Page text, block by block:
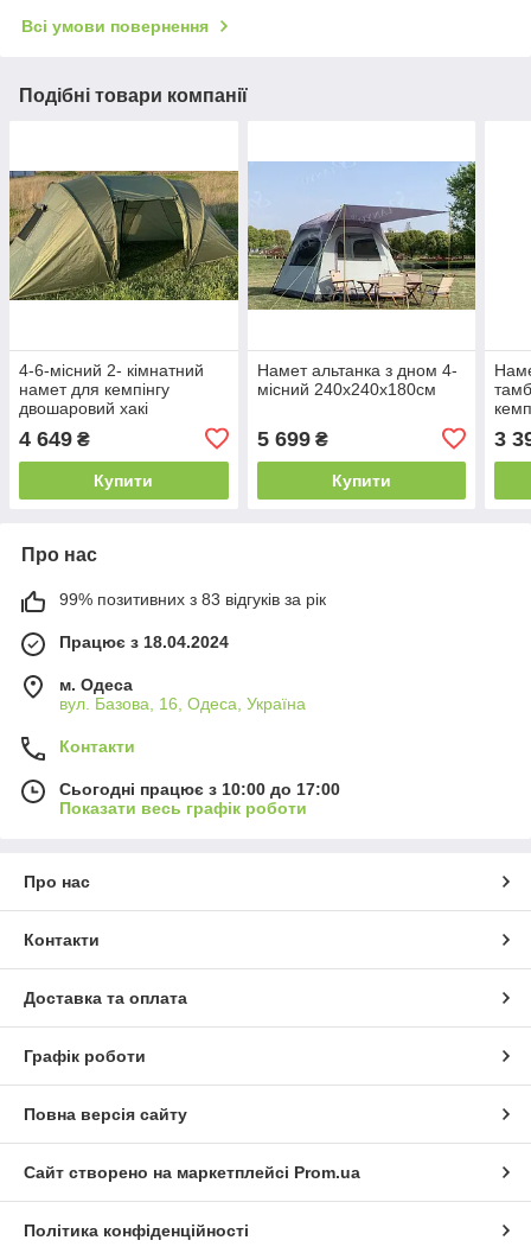
Всі умови повернення
Подібні товари компанії
4-6-місний 2- кімнатний
намет для кемпінгу
двошаровий хакі
4 649 ₴
Купити
Намет альтанка з дном 4-
місний 240х240х180см
5 699₴
Купити
3
Про нас
99% позитивних з 83 відгуків за рік
Працює з 18.04.2024
м. Одеса
вул. Базова, 16, Одеса, Україна
Контакти
Сьогодні працює з 10:00 до 17:00
Показати весь графік роботи
Про нас
Контакти
Доставка та оплата
Графік роботи
Повна версія сайту
Сайт створено на маркетплейсі Prom.ua
Політика конфіденційності